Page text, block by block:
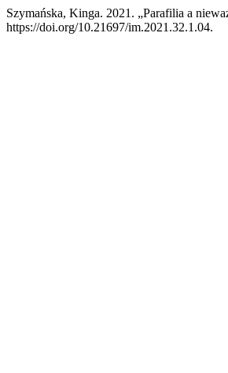
Szymańska, Kinga. 2021. „Parafilia a
https://doi.org/10.21697/im.2021.32.1.04.